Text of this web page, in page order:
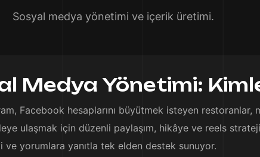
Sosyal medya yönetimi ve içerik üretimi.
Medya Yönetimi:
Facebook hesaplarını büyütmek isteyen restoranlar,
ulaşmak için düzenli paylaşım, hikâye ve reels
yorumlara yanıtla tek elden destek sunuyor.